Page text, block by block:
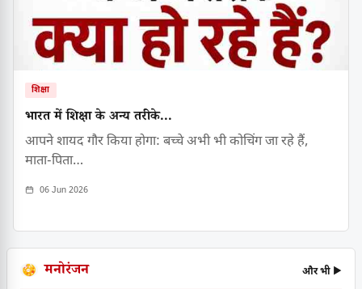
शिक्षा
भारत में शिक्षा के अन्य तरीके...
आपने शायद गौर किया होगा: बच्चे अभी भी कोचिंग जा रहे हैं,
माता-पिता…
06 Jun 2026
मनोरंजन और भी ▶